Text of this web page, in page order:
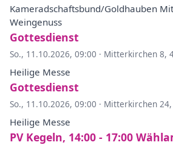
Kameradschaftsbund/Goldhauben
Weingenuss
Gottesdienst
So., 11.10.2026, 09:00 · Mitterkirchen 8,
Heilige Messe
Gottesdienst
So., 11.10.2026, 09:00 · Mitterkirchen
Heilige Messe
PV Kegeln, 14:00 - 17:00